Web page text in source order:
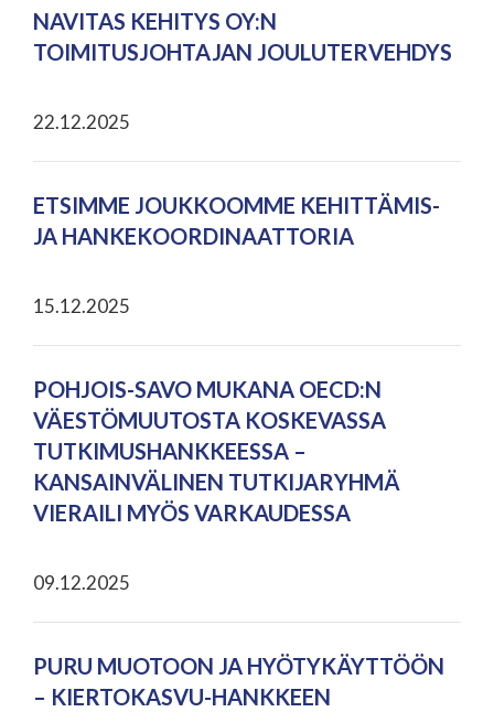
NAVITAS KEHITYS OY:N
TOIMITUSJOHTAJAN JOULUTERVEHDYS
22.12.2025
ETSIMME JOUKKOOMME KEHITTÄMIS-
JA HANKEKOORDINAATTORIA
15.12.2025
POHJOIS-SAVO MUKANA OECD:N
VÄESTÖMUUTOSTA KOSKEVASSA
TUTKIMUSHANKKEESSA –
KANSAINVÄLINEN TUTKIJARYHMÄ
VIERAILI MYÖS VARKAUDESSA
09.12.2025
PURU MUOTOON JA HYÖTYKÄYTTÖÖN
– KIERTOKASVU-HANKKEEN